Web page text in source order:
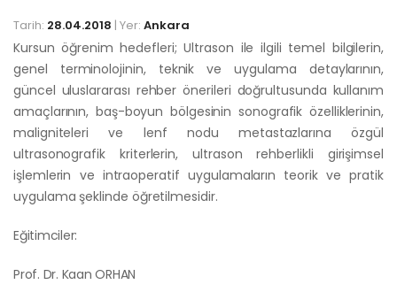
Tarih: 28.04.2018 | Yer: Ankara
Kursun öğrenim hedefleri; Ultrason ile ilgili temel bilgilerin,
genel terminolojinin, teknik ve uygulama detaylarının,
güncel uluslararası rehber önerileri doğrultusunda kullanım
amaçlarının, baş-boyun bölgesinin sonografik özelliklerinin,
maligniteleri ve lenf nodu metastazlarına özgül
ultrasonografik kriterlerin, ultrason rehberlikli girişimsel
işlemlerin ve intraoperatif uygulamaların teorik ve pratik
uygulama şeklinde öğretilmesidir.
Eğitimciler:
Prof. Dr. Kaan ORHAN